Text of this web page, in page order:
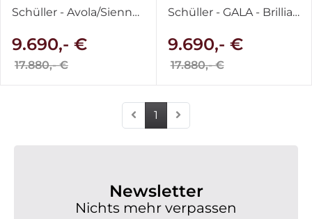
Schüller - Avola/Sienna - Victoria Nussbaum & Lack Tiefblau samtmatt
9.690,- €
17.880,- €
Schüller - GALA - Brilliantweiß & IronGrey
9.690,- €
17.880,- €
1
Newsletter
Nichts mehr verpassen